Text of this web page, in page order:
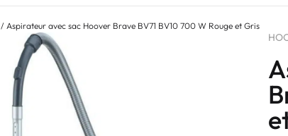
/ Aspirateur avec sac Hoover Brave BV71 BV10 700 W Rouge et Gris